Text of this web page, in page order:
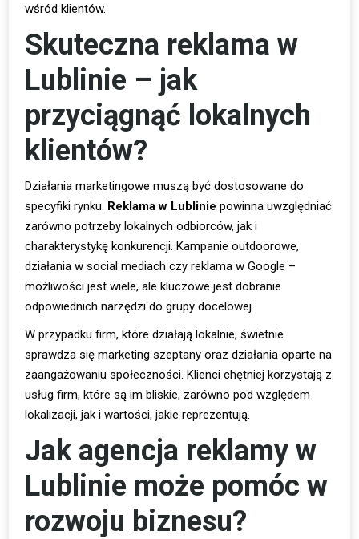
wśród klientów.
Skuteczna reklama w
Lublinie – jak
przyciągnąć lokalnych
klientów?
Działania marketingowe muszą być dostosowane do
specyfiki rynku. Reklama w Lublinie powinna uwzględniać
zarówno potrzeby lokalnych odbiorców, jak i
charakterystykę konkurencji. Kampanie outdoorowe,
działania w social mediach czy reklama w Google –
możliwości jest wiele, ale kluczowe jest dobranie
odpowiednich narzędzi do grupy docelowej.
W przypadku firm, które działają lokalnie, świetnie
sprawdza się marketing szeptany oraz działania oparte na
zaangażowaniu społeczności. Klienci chętniej korzystają z
usług firm, które są im bliskie, zarówno pod względem
lokalizacji, jak i wartości, jakie reprezentują.
Jak agencja reklamy w
Lublinie może pomóc w
rozwoju biznesu?